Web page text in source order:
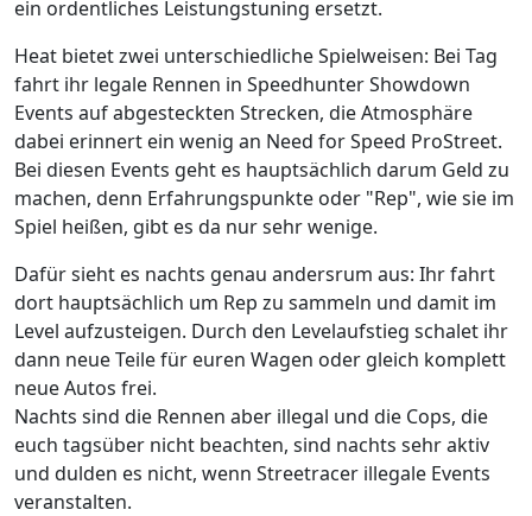
ein ordentliches Leistungstuning ersetzt.
Heat bietet zwei unterschiedliche Spielweisen: Bei Tag
fahrt ihr legale Rennen in Speedhunter Showdown
Events auf abgesteckten Strecken, die Atmosphäre
dabei erinnert ein wenig an Need for Speed ProStreet.
Bei diesen Events geht es hauptsächlich darum Geld zu
machen, denn Erfahrungspunkte oder "Rep", wie sie im
Spiel heißen, gibt es da nur sehr wenige.
Dafür sieht es nachts genau andersrum aus: Ihr fahrt
dort hauptsächlich um Rep zu sammeln und damit im
Level aufzusteigen. Durch den Levelaufstieg schalet ihr
dann neue Teile für euren Wagen oder gleich komplett
neue Autos frei.
Nachts sind die Rennen aber illegal und die Cops, die
euch tagsüber nicht beachten, sind nachts sehr aktiv
und dulden es nicht, wenn Streetracer illegale Events
veranstalten.